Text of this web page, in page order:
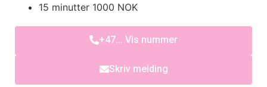
15 minutter 1000 NOK
+47... Vis nummer
Skriv melding